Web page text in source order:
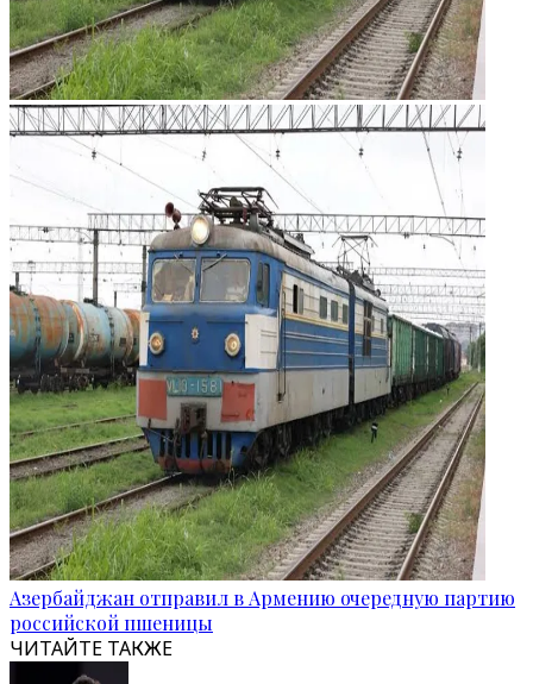
Азербайджан отправил в Армению очередную партию
российской пшеницы
ЧИТАЙТЕ ТАКЖЕ